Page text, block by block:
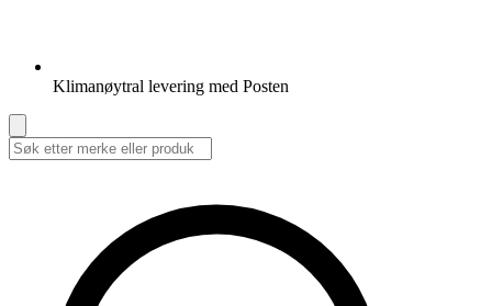
Klimanøytral levering med Posten